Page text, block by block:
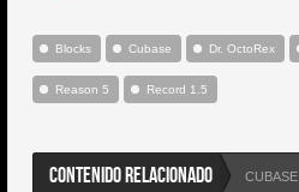
Blocks Cubase Dr. OctoRex
Reason 5 Record 1.5
CONTENIDO RELACIONADO CUBASE